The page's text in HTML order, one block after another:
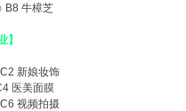
牛樟芝
】
新娘妆饰
医美面膜
视频拍摄